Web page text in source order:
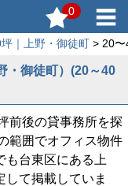
0
｜上野・御徒町 > 20
・御徒町）(20～40
前後の貸事務所を探
範囲でオフィス物件
も台東区にある上
て掲載していま